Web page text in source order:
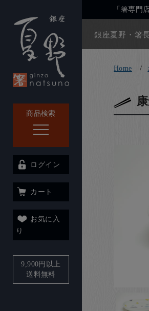
商品検索
「箸専門
銀座夏野・箸長
ログイン
カート
お気に入
り
9,900円以上
送料無料
Home